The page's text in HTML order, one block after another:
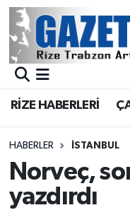
RİZE HABERLERİ
HABERLER İSTANBUL
Norveç,
yazdırdı
BÖLGEMİZ
Asayiş
Rize Jandarma
Bilim Teknoloji
Merkez
Merkez Trafik
Süper Lig Puan
Tüm Manşetler